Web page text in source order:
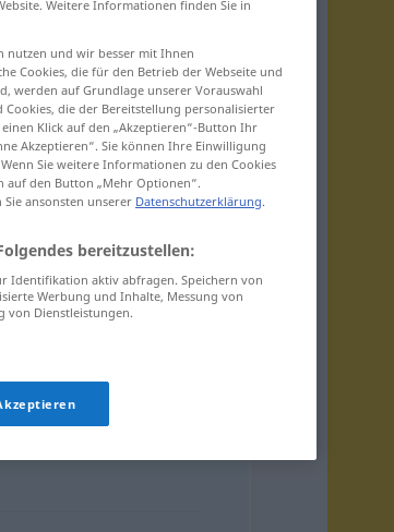
Weitere Informationen finden Sie in
nutzen und wir besser mit Ihnen
Cookies, die für den Betrieb der Webseite und
werden auf Grundlage unserer Vorauswahl
die der Bereitstellung personalisierter
Klick auf den „Akzeptieren“-Button Ihr
Akzeptieren“. Sie können Ihre Einwilligung
Sie weitere Informationen zu den Cookies
auf den Button „Mehr Optionen“.
ansonsten unserer Datenschutzerklärung.
bereitzustellen:
Identifikation aktiv abfragen. Speichern von
Werbung und Inhalte, Messung von
von Dienstleistungen.